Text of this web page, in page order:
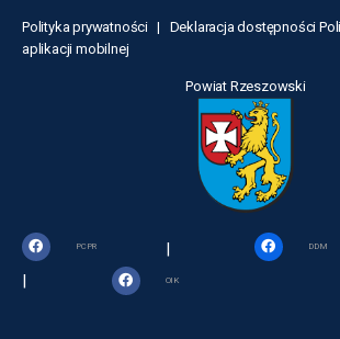
Polityka prywatności | Deklaracja dostępności
aplikacji mobilnej
Powiat Rzeszowski
PCPR | DDM
| OIK